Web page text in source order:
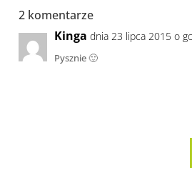
2 komentarze
Kinga dnia 23 lipca 2015 o
Pysznie 🙂